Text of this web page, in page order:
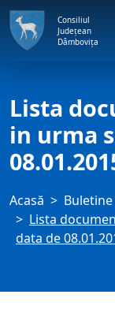
Consiliul
Județean
Dâmbovița
Lista
in urma
Acasă
Lista
data de